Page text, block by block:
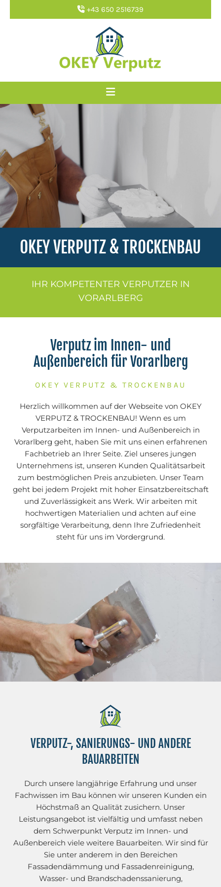
 +43 650 2516739
OKEY VERPUTZ & TROCKENBAU
IHR KOMPETENTER VERPUTZER IN
VORARLBERG
Verputz im Innen- und
Außenbereich für Vorarlberg
OKEY VERPUTZ & TROCKENBAU
Herzlich willkommen auf der Webseite von OKEY
VERPUTZ & TROCKENBAU! Wenn es um
Verputzarbeiten im Innen- und Außenbereich in
Vorarlberg geht, haben Sie mit uns einen erfahrenen
Fachbetrieb an Ihrer Seite. Ziel unseres jungen
Unternehmens ist, unseren Kunden Qualitätsarbeit
zum bestmöglichen Preis anzubieten. Unser Team
geht bei jedem Projekt mit hoher Einsatzbereitschaft
und Zuverlässigkeit ans Werk. Wir arbeiten mit
hochwertigen Materialien und achten auf eine
sorgfältige Verarbeitung, denn Ihre Zufriedenheit
steht für uns im Vordergrund.
VERPUTZ-, SANIERUNGS- UND ANDERE
BAUARBEITEN
Durch unsere langjährige Erfahrung und unser
Fachwissen im Bau können wir unseren Kunden ein
Höchstmaß an Qualität zusichern. Unser
Leistungsangebot ist vielfältig und umfasst neben
dem Schwerpunkt Verputz im Innen- und
Außenbereich viele weitere Bauarbeiten. Wir sind für
Sie unter anderem in den Bereichen
Fassadendämmung und Fassadenreinigung,
Wasser- und Brandschadenssanierung,